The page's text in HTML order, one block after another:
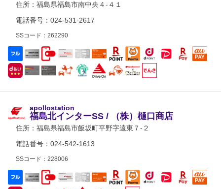
住所： 福島県福島市南中央４-４１
電話番号：024-531-2617
SSコード：262290
apollostation
福島北インターSS / （株）樋口商店
住所： 福島県福島市飯坂町平野字遠東７-２
電話番号：024-542-1613
SSコード：228006